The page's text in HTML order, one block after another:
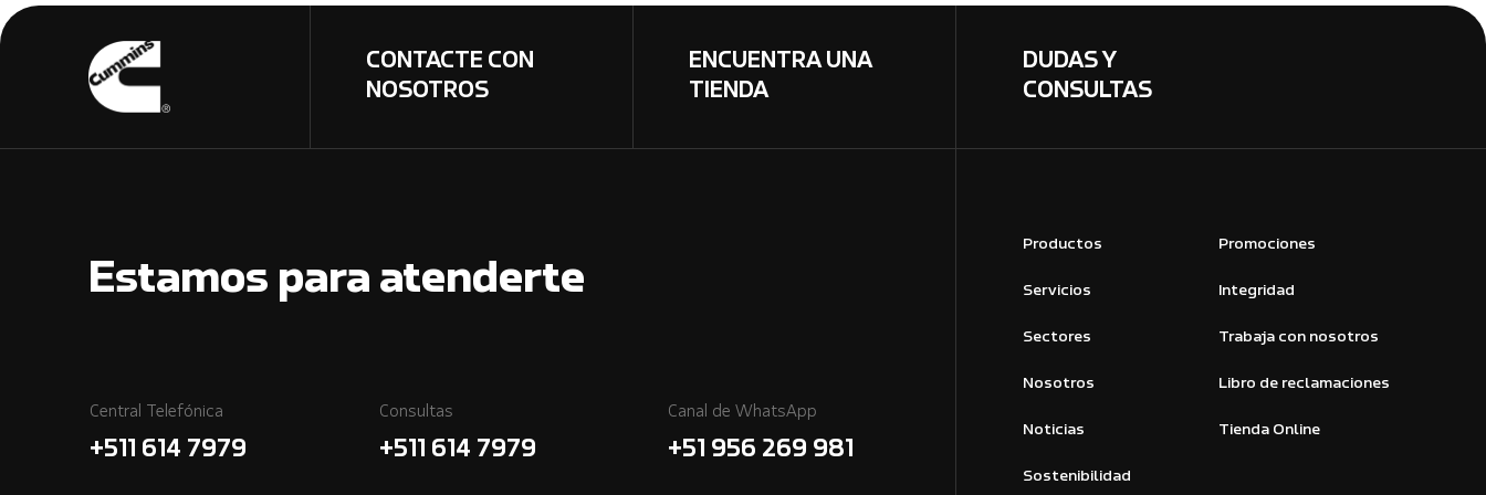
CONTACTE CON
NOSOTROS
ENCUENTRA UNA
TIENDA
DUDAS Y
CONSULTAS
Estamos para atenderte
Central Telefónica
+511 614 7979
Consultas
+511 614 7979
Canal de WhatsApp
+51 956 269 981
Productos
Servicios
Sectores
Nosotros
Noticias
Sostenibilidad
Promociones
Integridad
Trabaja con nosotros
Libro de reclamaciones
Tienda Online